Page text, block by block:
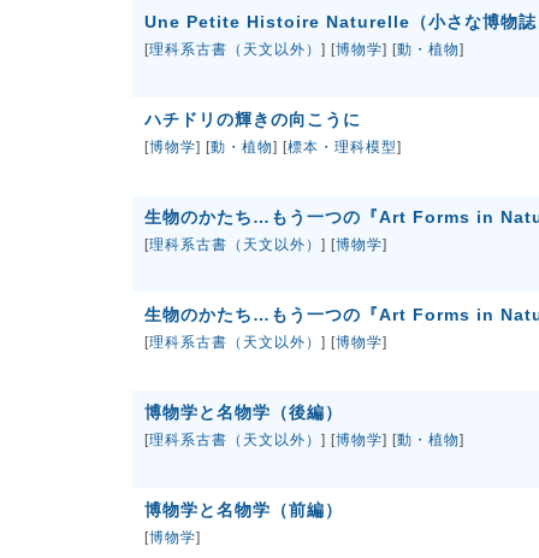
Une Petite Histoire Naturelle（小さな博物誌
[理科系古書（天文以外） ] [博物学] [動・植物]
ハチドリの輝きの向こうに
[博物学] [動・植物] [標本・理科模型]
生物のかたち…もう一つの『Art Forms in
[理科系古書（天文以外） ] [博物学]
生物のかたち…もう一つの『Art Forms in
[理科系古書（天文以外） ] [博物学]
博物学と名物学（後編）
[理科系古書（天文以外） ] [博物学] [動・植物]
博物学と名物学（前編）
[博物学]